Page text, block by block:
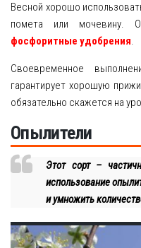
Весной хорошо
помета или мочевину.
фосфоритные удобрения.
Своевременное
гарантирует хорошую
обязательно скажется на
Опылители
Этот сорт –
использование
и умножить